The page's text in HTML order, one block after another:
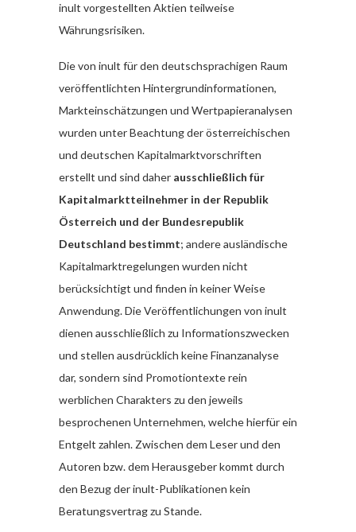
inult vorgestellten Aktien teilweise
Währungsrisiken.
Die von inult für den deutschsprachigen Raum
veröffentlichten Hintergrundinformationen,
Markteinschätzungen und Wertpapieranalysen
wurden unter Beachtung der österreichischen
und deutschen Kapitalmarktvorschriften
erstellt und sind daher ausschließlich für
Kapitalmarktteilnehmer in der Republik
Österreich und der Bundesrepublik
Deutschland bestimmt; andere ausländische
Kapitalmarktregelungen wurden nicht
berücksichtigt und finden in keiner Weise
Anwendung. Die Veröffentlichungen von inult
dienen ausschließlich zu Informationszwecken
und stellen ausdrücklich keine Finanzanalyse
dar, sondern sind Promotiontexte rein
werblichen Charakters zu den jeweils
besprochenen Unternehmen, welche hierfür ein
Entgelt zahlen. Zwischen dem Leser und den
Autoren bzw. dem Herausgeber kommt durch
den Bezug der inult-Publikationen kein
Beratungsvertrag zu Stande.